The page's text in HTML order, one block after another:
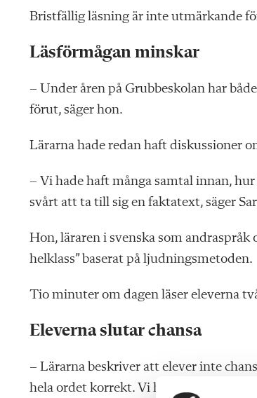
Bristfällig läsning är inte utmärkande
Läsförmågan minskar
– Under åren på Grubbeskolan har
förut, säger hon.
Lärarna hade redan haft diskussioner
– Vi hade haft många samtal innan,
svårt att ta till sig en faktatext, säger
Hon, läraren i svenska som
helklass” baserat på ljudningsmetoden.
Tio minuter om dagen läser eleverna
Eleverna slutar chansa
– Lärarna beskriver att elever inte
hela ordet korrekt. Vi har elever som